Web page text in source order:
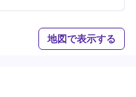
地図で表示する